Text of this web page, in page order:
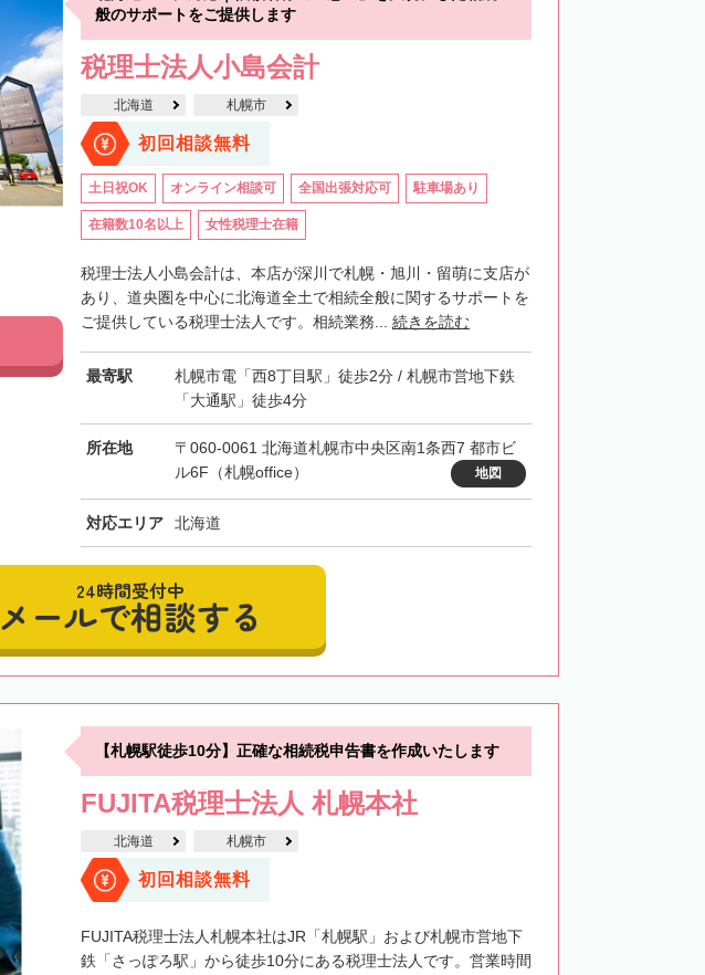
般のサポートをご提供します
税理士法人小島会計
北海道 札幌市
初回相談無料
土日祝OK オンライン相談可 全国出張対応可 駐車場あり
在籍数10名以上 女性税理士在籍
税理士法人小島会計は、本店が深川で札幌・旭川・留萌に支店が
あり、道央圏を中心に北海道全土で相続全般に関するサポートを
ご提供している税理士法人です。相続業務... 続きを読む
最寄駅
札幌市電「西8丁目駅」徒歩2分 / 札幌市営地下鉄
「大通駅」徒歩4分
所在地
〒060-0061 北海道札幌市中央区南1条西7 都市ビ
ル6F（札幌office）
地図
対応エリア 北海道
24時間受付中
メールで相談する
【札幌駅徒歩10分】正確な相続税申告書を作成いたします
FUJITA税理士法人 札幌本社
北海道 札幌市
初回相談無料
FUJITA税理士法人札幌本社はJR「札幌駅」および札幌市営地下
鉄「さっぽろ駅」から徒歩10分にある税理士法人です。営業時間